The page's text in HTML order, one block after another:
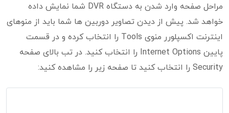
مراحل صفحه وارد شدن به دستگاه DVR شما نمایش داده
خواهد شد. پیش از دیدن تصاویر دوربین ها شما باید از منوهای
اینترنت اکسپلورر منوی Tools را انتخاب کرده و در قسمت
پایین Internet Options را انتخاب کنید. در تب بالای صفحه
Security را انتخاب کنید تا صفحه زیر را مشاهده کنید: